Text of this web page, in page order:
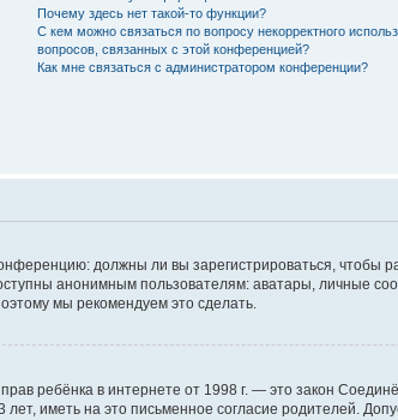
Почему здесь нет такой-то функции?
С кем можно связаться по вопросу некорректного
вопросов, связанных с этой конференцией?
Как мне связаться с администратором конференции?
должны ли вы зарегистрироваться, чтобы
анонимным пользователям: аватары, личные
мы рекомендуем это сделать.
ребёнка в интернете от 1998 г. — это закон
иметь на это письменное согласие родителей.